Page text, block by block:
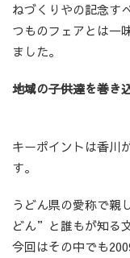
ねづくりやの記念す
つものフェアとは一
ました。
地域の子供達を巻き
キーポイントは香川
す。
うどん県の愛称で親
どん”と誰もが知る
今回はその中でも